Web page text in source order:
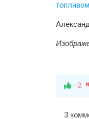
топливом
-2
3